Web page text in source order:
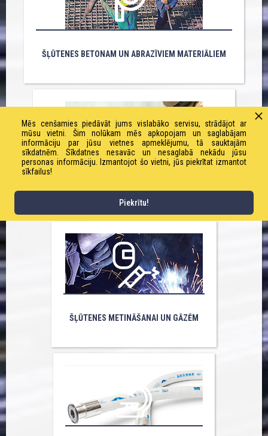
ŠĻŪTENES BETONAM UN ABRAZĪVIEM MATERIĀLIEM
ŠĻŪTENES METINĀŠANAI UN GĀZĒM
Mēs cenšamies piedāvāt jums vislabāko servisu, strādājot ar
mūsu vietni. Šim nolūkam mēs apkopojam un saglabājam
informāciju par jūsu vietnes apmeklējumu, tā sauktajām
sīkdatnēm. Sīkdatnes nesavāc un nesaglabā nekādu jūsu
personas informāciju. Izmantojot šo vietni, jūs piekrītat izmantot
sīkfailus!
Piekrītu!